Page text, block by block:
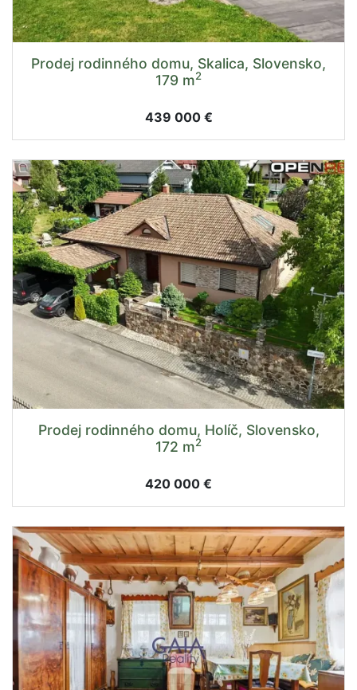
Prodej rodinného domu, Skalica, Slovensko,
179 m2
439 000 €
Prodej rodinného domu, Holíč, Slovensko,
172 m2
420 000 €